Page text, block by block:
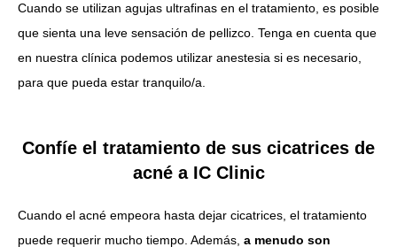
Cuando se utilizan agujas ultrafinas en el tratamiento, es posible
que sienta una leve sensación de pellizco. Tenga en cuenta que
en nuestra clínica podemos utilizar anestesia si es necesario,
para que pueda estar tranquilo/a.
Confíe el tratamiento de sus cicatrices de
acné a IC Clinic
Cuando el acné empeora hasta dejar cicatrices, el tratamiento
puede requerir mucho tiempo. Además, a menudo son